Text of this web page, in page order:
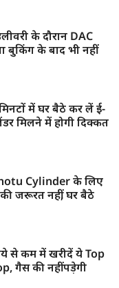
के दौरान DAC
बुकिंग के बाद भी नहीं
में घर बैठे कर लें ई-
मिलने में होगी दिक्कत
Cylinder के लिए
जरूरत नहीं, घर बैठे
से कम में खरीदें ये Top
गैस की नहीं पड़ेगी